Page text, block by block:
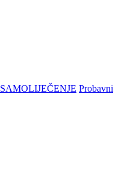
SAMOLIJEČENJE Probavni